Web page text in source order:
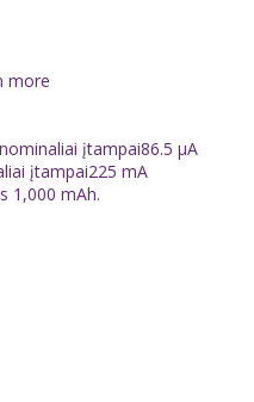
more
įtampai86.5 µA
įtampai225 mA
1,000 mAh.